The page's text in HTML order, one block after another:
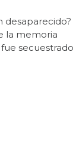
desaparecido?
la memoria
secuestrado